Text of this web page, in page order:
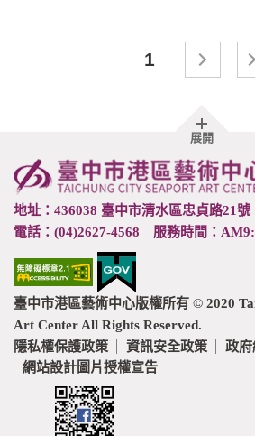
1
展開胖
尾
地址：436038 臺中市清水區忠貞路21號
電話：(04)2627-4568 服務時間：
臺中市港區藝術中心版權所有 © 2020
Art Center All Rights Reserved.
隱私權保護政策 資訊安全政策
政
網站設計圖片授權宣告